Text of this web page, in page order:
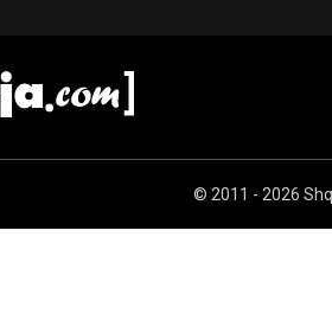
© 2011 - 2026